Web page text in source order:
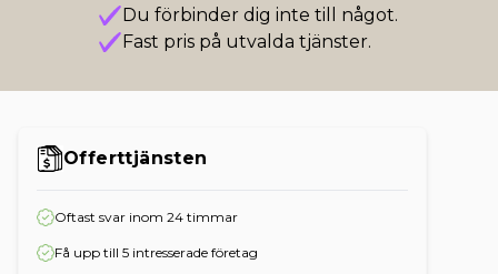
Du förbinder dig inte till något.
Fast pris på utvalda tjänster.
Offerttjänsten
Oftast svar inom 24 timmar
Få upp till 5 intresserade företag